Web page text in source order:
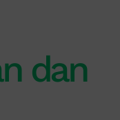
dan